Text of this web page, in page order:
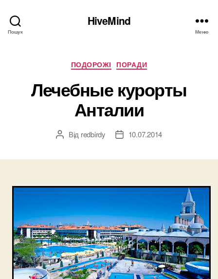
Пошук
HiveMind
Меню
Категорії
ПОДОРОЖІ ПОРАДИ
Лечебные курорты
Анталии
Автор
Від redbirdy
Дата10.07.2014